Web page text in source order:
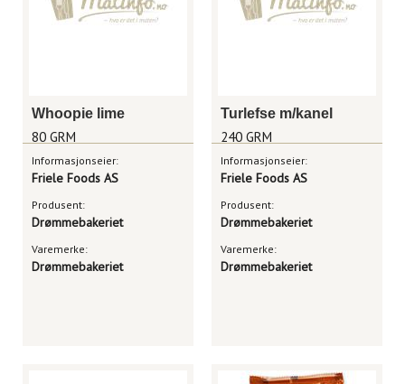
Whoopie lime
80 GRM
Informasjonseier:
Friele Foods AS
Produsent:
Drømmebakeriet
Varemerke:
Drømmebakeriet
Turlefse m/kanel
240 GRM
Informasjonseier:
Friele Foods AS
Produsent:
Drømmebakeriet
Varemerke:
Drømmebakeriet